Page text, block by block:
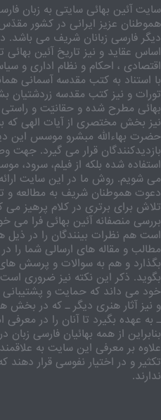
سایت آئین بهائی سایتی به زبان
هموطنان عزیز ایرانی در کشور
دیگر فارسی زبانان شریف می
اساس عقاید و نیز تاریخ آئین
اقتصادی ، احکام و نظام اداری و
با استناد به کتب مقدسه آسمانی
تورات و نیز کتب مقدسه زردشتیان
بهائی مطرح شده و حقانیّت و
نیز بخش مختصری از آیات الهی
حضرت بهاءالله مبشرو موسس این
بازدیدکنندگان قرار می گیرد. جهت
استفاده شده بلکه از فیلم، سرود،
می شویم. روش ما در این سایت
دعوت هموطنان شریف به مطالعه و
تلاش برای برتری در کلام پرهیز می
بررسی منصفانه آئین بهائی فرا می
است هم نظرات بینندگان را در ذیل
مطالب و مقاله های ارسالی شما را
بگذارد و هم به سوالات و پرسش
بگوید. ذکر این نکته نیز ضروری
خود می داند که حمایت و پشتیبانی
و نیز آثار هنری دیگر ـ که در
ـ به عهده بگیرد تا آنان را در
بنابراین از همه بهائیان فارسی
علاوه بر معرفی این سایت به
تکثیر و در اختیار نفوسی قرار دهند
ندارند.